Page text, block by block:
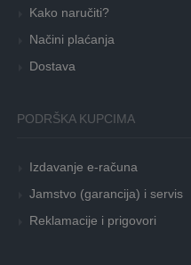
Kako naručiti?
Načini plaćanja
Dostava
PODRŠKA KUPCIMA
Izdavanje e-računa
Jamstvo (garancija) i servis
Reklamacije i prigovori